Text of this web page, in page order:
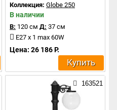
Коллекция: Globe 250
В наличии
В: 120 см Д: 37 см
E27 x 1 max 60W
Цена: 26 186 Р.
Купить
163521